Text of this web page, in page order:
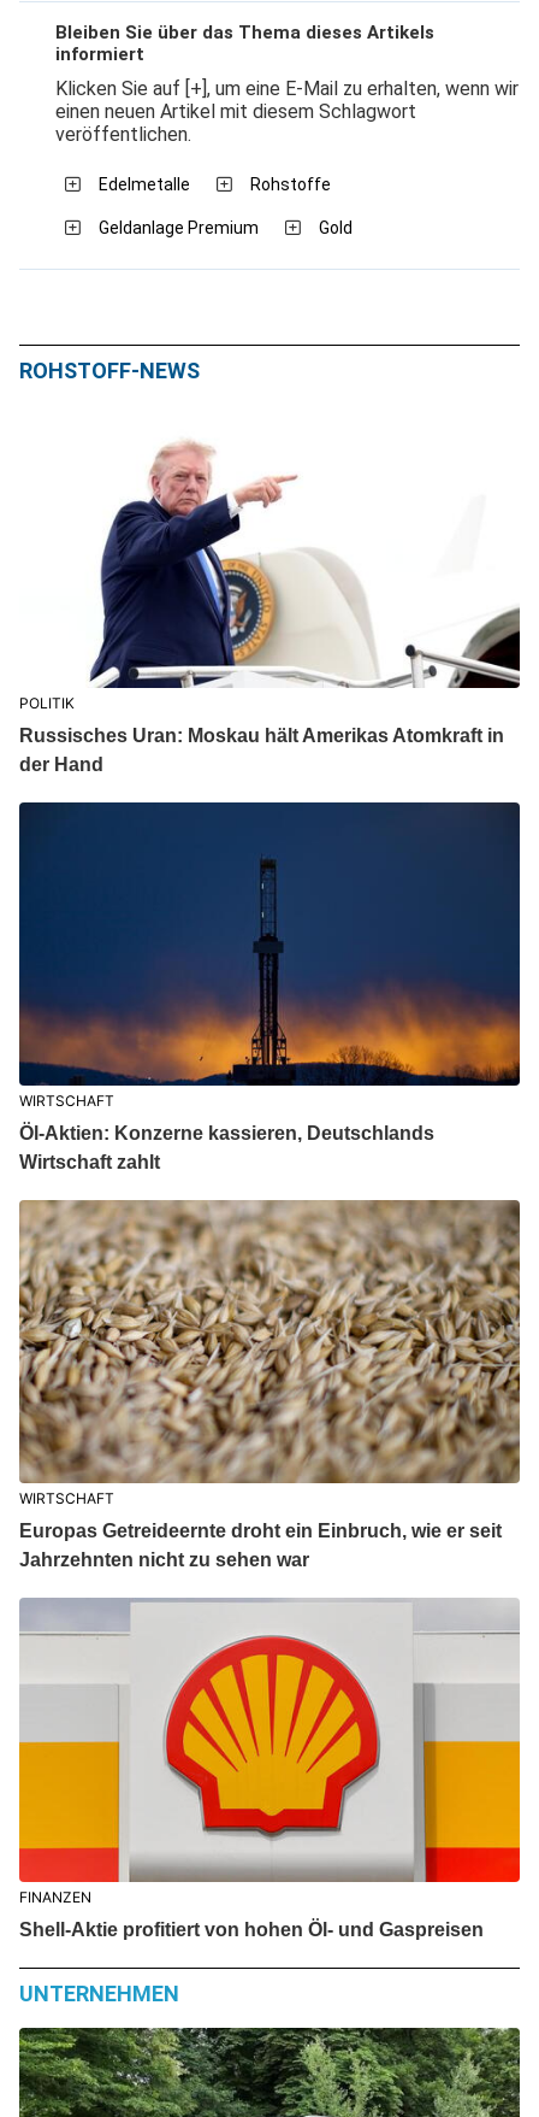
Bleiben Sie über das Thema dieses Artikels
informiert
Klicken Sie auf [+], um eine E-Mail zu erhalten, wenn wir
einen neuen Artikel mit diesem Schlagwort
veröffentlichen.
Edelmetalle Rohstoffe
Geldanlage Premium Gold
ROHSTOFF-NEWS
POLITIK
Russisches Uran: Moskau hält Amerikas Atomkraft in
der Hand
WIRTSCHAFT
Öl-Aktien: Konzerne kassieren, Deutschlands
Wirtschaft zahlt
WIRTSCHAFT
Europas Getreideernte droht ein Einbruch, wie er seit
Jahrzehnten nicht zu sehen war
FINANZEN
Shell-Aktie profitiert von hohen Öl- und Gaspreisen
UNTERNEHMEN